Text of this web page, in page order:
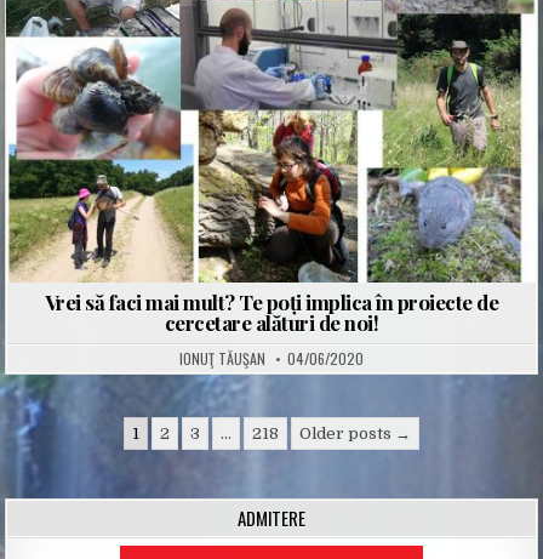
Vrei să faci mai mult? Te poți implica în proiecte de
cercetare alături de noi!
IONUŢ TĂUŞAN 04/06/2020
Posts
navigation
1 2 3 … 218 Older posts →
ADMITERE